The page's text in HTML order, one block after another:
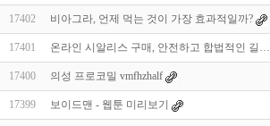
17402 비아그라, 언제 먹는 것이 가장 효과적일까?
17401 온라인 시알리스 구매, 안전하고 합법적인 길…
17400 의성 프로코밀 vmfhzhalf
17399 보이드맨 - 웹툰 미리보기